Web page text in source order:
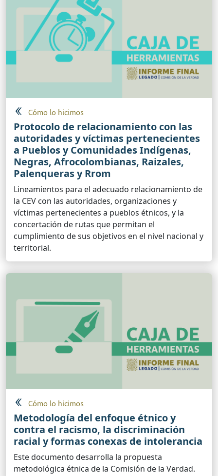
Cómo lo hicimos
Protocolo de relacionamiento con las
autoridades y víctimas pertenecientes
a Pueblos y Comunidades Indígenas,
Negras, Afrocolombianas, Raizales,
Palenqueras y Rrom
Lineamientos para el adecuado relacionamiento de
la CEV con las autoridades, organizaciones y
víctimas pertenecientes a pueblos étnicos, y la
concertación de rutas que permitan el
cumplimiento de sus objetivos en el nivel nacional y
territorial.
Cómo lo hicimos
Metodología del enfoque étnico y
contra el racismo, la discriminación
racial y formas conexas de intolerancia
Este documento desarrolla la propuesta
metodológica étnica de la Comisión de la Verdad.